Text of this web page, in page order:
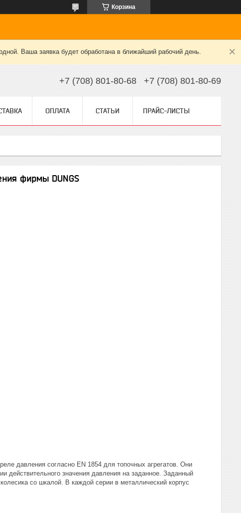
Корзина
Ваша заявка будет обработана в ближайший рабочий день.
+7 (708) 801-80-68 +7 (708) 801-80-69
ОПЛАТА СТАТЬИ ПРАЙС-ЛИСТЫ
фирмы DUNGS
давления согласно EN 1854 для топочных агрегатов. Они
действительного значения давления на заданное. Заданный
со шкалой. В каждой серии в металлический корпус